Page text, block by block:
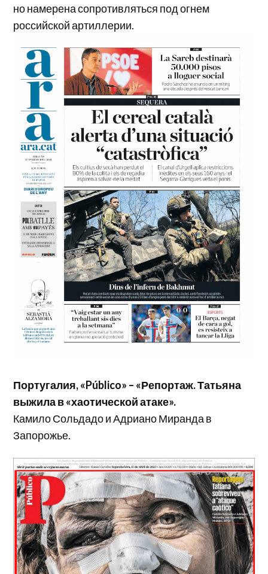
но намерена сопротивляться под огнем
российской артиллерии.
Португалия, «Público» – «Репортаж. Татьяна
выжила в «хаотической атаке».
Камило Сольдадо и Адриано Миранда в
Запорожье.